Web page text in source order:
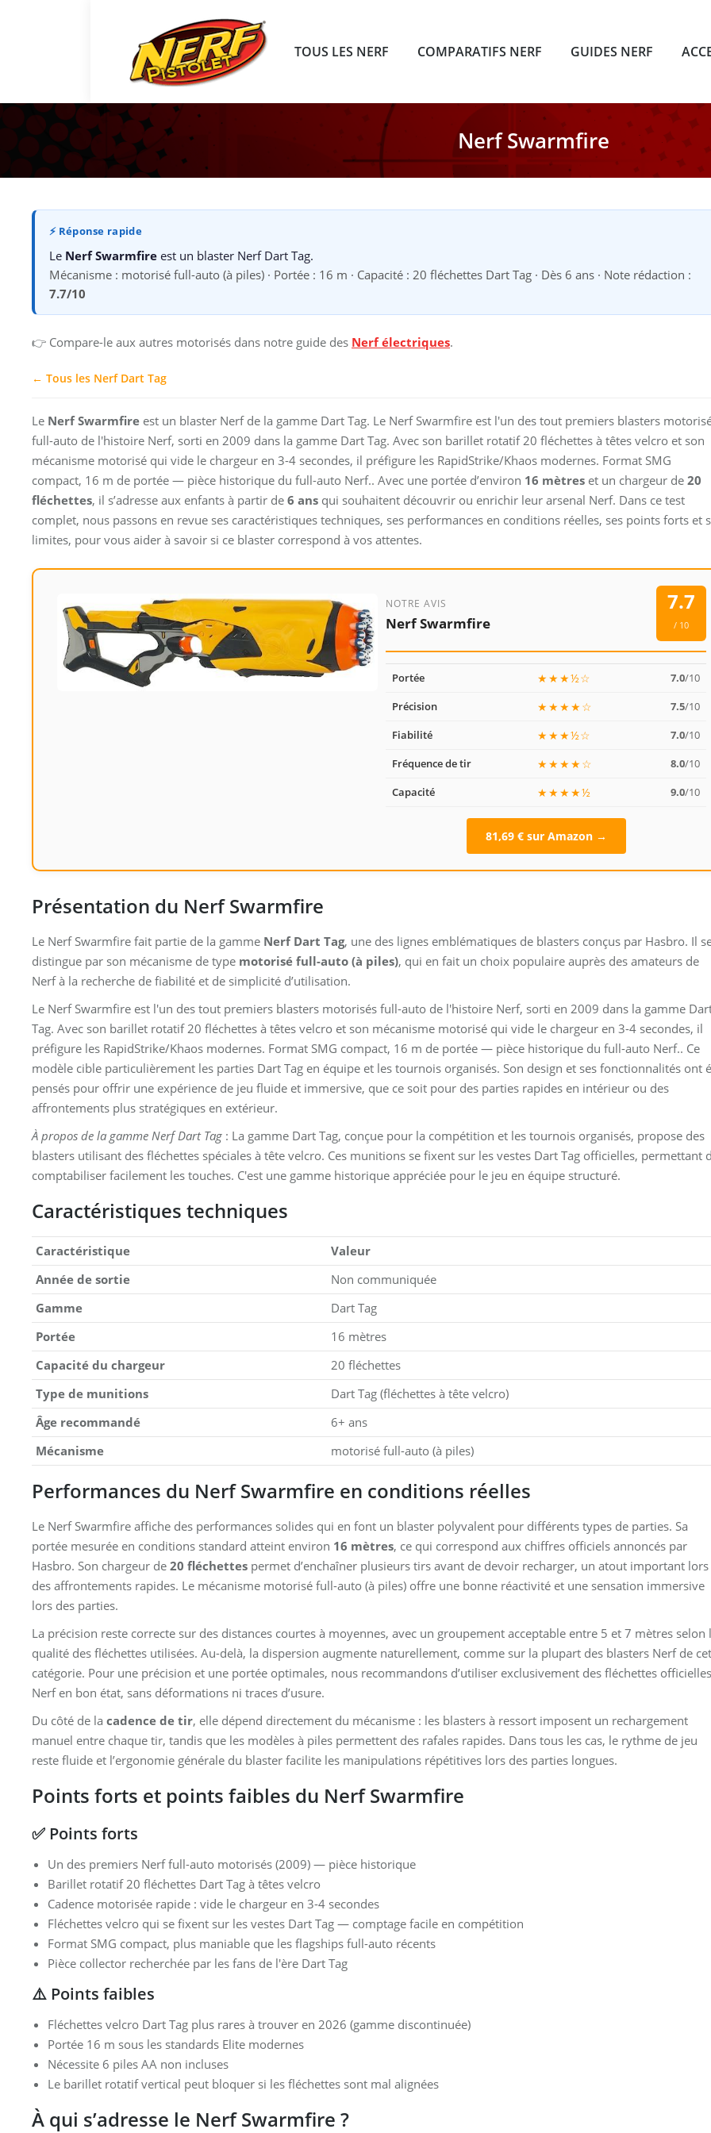
TOUS LES NERF COMPARATIFS NERF GUIDES NERF
Nerf Swarmfire
⚡ Réponse rapide
Le Nerf Swarmfire est un blaster Nerf Dart Tag.
Mécanisme : motorisé full-auto (à piles) · Portée : 16 m · Capacité : 20 fléchettes Dart Tag · Dès 6 ans · Note rédaction :
7.7/10
👉 Compare-le aux autres motorisés dans notre guide des Nerf électriques.
← Tous les Nerf Dart Tag
Le Nerf Swarmfire est un blaster Nerf de la gamme Dart Tag. Le Nerf Swarmfire est l'un des tout premiers blasters
full-auto de l'histoire Nerf, sorti en 2009 dans la gamme Dart Tag. Avec son barillet rotatif 20 fléchettes à têtes velcro et son
mécanisme motorisé qui vide le chargeur en 3-4 secondes, il préfigure les RapidStrike/Khaos modernes. Format SMG
compact, 16 m de portée — pièce historique du full-auto Nerf.. Avec une portée d’environ 16 mètres et un chargeur de 20
fléchettes, il s’adresse aux enfants à partir de 6 ans qui souhaitent découvrir ou enrichir leur arsenal Nerf. Dans ce test
complet, nous passons en revue ses caractéristiques techniques, ses performances en conditions réelles, ses points forts et
limites, pour vous aider à savoir si ce blaster correspond à vos attentes.
NOTRE AVIS
Nerf Swarmfire
7.7
/ 10
Portée ★★★½☆ 7.0/10
Précision
★★★★☆ 7.5/10
Fiabilité
★★★½☆ 7.0/10
Fréquence de tir
★★★★☆ 8.0/10
Capacité
★★★★½ 9.0/10
81,69 € sur Amazon →
Présentation du Nerf Swarmfire
Le Nerf Swarmfire fait partie de la gamme Nerf Dart Tag, une des lignes emblématiques de blasters conçus par Hasbro. Il
distingue par son mécanisme de type motorisé full-auto (à piles), qui en fait un choix populaire auprès des amateurs de
Nerf à la recherche de fiabilité et de simplicité d’utilisation.
Le Nerf Swarmfire est l'un des tout premiers blasters motorisés full-auto de l'histoire Nerf, sorti en 2009 dans la gamme
Tag. Avec son barillet rotatif 20 fléchettes à têtes velcro et son mécanisme motorisé qui vide le chargeur en 3-4 secondes, il
préfigure les RapidStrike/Khaos modernes. Format SMG compact, 16 m de portée — pièce historique du full-auto Nerf.. Ce
modèle cible particulièrement les parties Dart Tag en équipe et les tournois organisés. Son design et ses fonctionnalités ont
pensés pour offrir une expérience de jeu fluide et immersive, que ce soit pour des parties rapides en intérieur ou des
affrontements plus stratégiques en extérieur.
À propos de la gamme Nerf Dart Tag : La gamme Dart Tag, conçue pour la compétition et les tournois organisés, propose des
blasters utilisant des fléchettes spéciales à tête velcro. Ces munitions se fixent sur les vestes Dart Tag officielles, permettant
comptabiliser facilement les touches. C'est une gamme historique appréciée pour le jeu en équipe structuré.
Caractéristiques techniques
Caractéristique
Valeur
Année de sortie
Non communiquée
Gamme
Dart Tag
Portée
16 mètres
Capacité du chargeur
20 fléchettes
Type de munitions
Dart Tag (fléchettes à tête velcro)
Âge recommandé
6+ ans
Mécanisme
motorisé full-auto (à piles)
Performances du Nerf Swarmfire en conditions réelles
Le Nerf Swarmfire affiche des performances solides qui en font un blaster polyvalent pour différents types de parties. Sa
portée mesurée en conditions standard atteint environ 16 mètres, ce qui correspond aux chiffres officiels annoncés par
Hasbro. Son chargeur de 20 fléchettes permet d’enchaîner plusieurs tirs avant de devoir recharger, un atout important lors
des affrontements rapides. Le mécanisme motorisé full-auto (à piles) offre une bonne réactivité et une sensation immersive
lors des parties.
La précision reste correcte sur des distances courtes à moyennes, avec un groupement acceptable entre 5 et 7 mètres selon
qualité des fléchettes utilisées. Au-delà, la dispersion augmente naturellement, comme sur la plupart des blasters Nerf de
catégorie. Pour une précision et une portée optimales, nous recommandons d’utiliser exclusivement des fléchettes officielles
Nerf en bon état, sans déformations ni traces d’usure.
Du côté de la cadence de tir, elle dépend directement du mécanisme : les blasters à ressort imposent un rechargement
manuel entre chaque tir, tandis que les modèles à piles permettent des rafales rapides. Dans tous les cas, le rythme de jeu
reste fluide et l’ergonomie générale du blaster facilite les manipulations répétitives lors des parties longues.
Points forts et points faibles du Nerf Swarmfire
✅ Points forts
Un des premiers Nerf full-auto motorisés (2009) — pièce historique
Barillet rotatif 20 fléchettes Dart Tag à têtes velcro
Cadence motorisée rapide : vide le chargeur en 3-4 secondes
Fléchettes velcro qui se fixent sur les vestes Dart Tag — comptage facile en compétition
Format SMG compact, plus maniable que les flagships full-auto récents
Pièce collector recherchée par les fans de l'ère Dart Tag
⚠️ Points faibles
Fléchettes velcro Dart Tag plus rares à trouver en 2026 (gamme discontinuée)
Portée 16 m sous les standards Elite modernes
Nécessite 6 piles AA non incluses
Le barillet rotatif vertical peut bloquer si les fléchettes sont mal alignées
À qui s’adresse le Nerf Swarmfire ?